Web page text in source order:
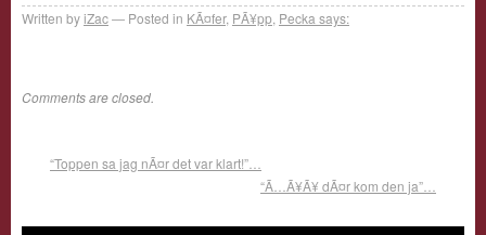
Written byiZac Posted in KÃ¤fer, PÃ¥pp Pecka says:
Comments are closed.
“Toppen sa jag nÃ¤r det var klart!”…
“Ã…Ã¥Ã¥ dÃ¤r kom den ja”…